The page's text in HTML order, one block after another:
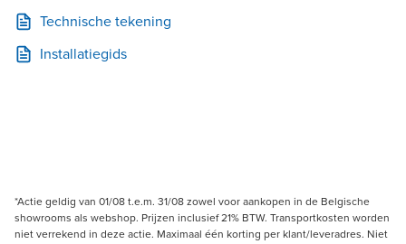
Technische tekening
Installatiegids
*Actie geldig van 01/08 t.e.m. 31/08 zowel voor aankopen in de Belgische
showrooms als webshop. Prijzen inclusief 21% BTW. Transportkosten worden
niet verrekend in deze actie. Maximaal één korting per klant/leveradres. Niet